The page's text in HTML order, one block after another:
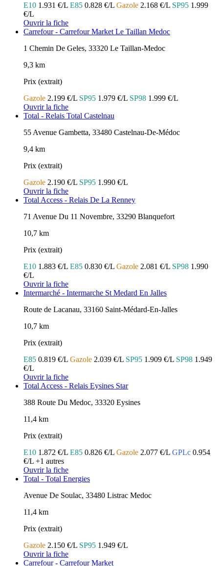
E10 1.931 €/L E85 0.828 €/L Gazole 2.168 €/L SP95 1.999
€/L
Ouvrir la fiche
Carrefour - Carrefour Market Le Taillan Medoc
1 Chemin De Geles, 33320 Le Taillan-Medoc
9,3 km
Prix (extrait)
Gazole 2.199 €/L SP95 1.979 €/L SP98 1.999 €/L
Ouvrir la fiche
Total - Relais Total Castelnau
55 Avenue Gambetta, 33480 Castelnau-De-Médoc
9,4 km
Prix (extrait)
Gazole 2.190 €/L SP95 1.990 €/L
Ouvrir la fiche
Total Access - Relais De La Renney
71 Avenue Du 11 Novembre, 33290 Blanquefort
10,7 km
Prix (extrait)
E10 1.883 €/L E85 0.830 €/L Gazole 2.081 €/L SP98 1.990
€/L
Ouvrir la fiche
Intermarché - Intermarche St Medard En Jalles
Route de Lacanau, 33160 Saint-Médard-En-Jalles
10,7 km
Prix (extrait)
E85 0.819 €/L Gazole 2.039 €/L SP95 1.909 €/L SP98 1.949
€/L
Ouvrir la fiche
Total Access - Relais Eysines Star
388 Route Du Medoc, 33320 Eysines
11,4 km
Prix (extrait)
E10 1.872 €/L E85 0.826 €/L Gazole 2.077 €/L GPLc 0.954
€/L +1 autres
Ouvrir la fiche
Total - Total Energies
Avenue De Soulac, 33480 Listrac Medoc
11,4 km
Prix (extrait)
Gazole 2.150 €/L SP95 1.949 €/L
Ouvrir la fiche
Carrefour - Carrefour Market